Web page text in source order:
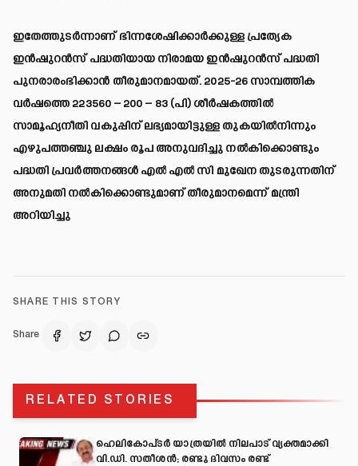
ഇതേത്തുടർന്നാണ് ഭിന്നശേഷിക്കാർക്കുള്ള പ്രത്യേക
ഇൻഷുറൻസ് പദ്ധതിയായ നിരാമയ ഇൻഷുറൻസ് പദ്ധതി
പുനരാരംഭിക്കാൻ തീരുമാനമായത്. 2025-26 സാമ്പത്തിക
വർഷത്തെ 223560 – 200 – 83 (പി) ശീർഷകത്തിൽ
സാമൂഹ്യനീതി വകുപ്പിന് ലഭ്യമായിട്ടുള്ള തുകയിൽനിന്നും
എഴുപത്തഞ്ചു ലക്ഷം രൂപ അനുവദിച്ചു നൽകിക്കൊണ്ടും
പദ്ധതി പ്രവർത്തനങ്ങൾ എൽ എൽ സി മുഖേന തുടരുന്നതിന്
അനുമതി നൽകിക്കൊണ്ടുമാണ് തീരുമാനമെന്ന് മന്ത്രി
അറിയിച്ചു
SHARE THIS STORY
Share
RELATED STORIES
ഹെലികോപ്ടർ യാത്രയിൽ നിലപാട് വ്യക്തമാക്കി
വി.ഡി. സതീശൻ; രണ്ടു ദിവസം രണ്ട്